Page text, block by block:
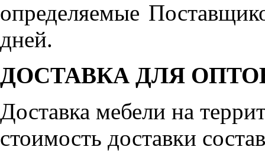
определяемые
дней.
ДОСТАВКА ДЛЯ
Доставка мебели на
стоимость доставки